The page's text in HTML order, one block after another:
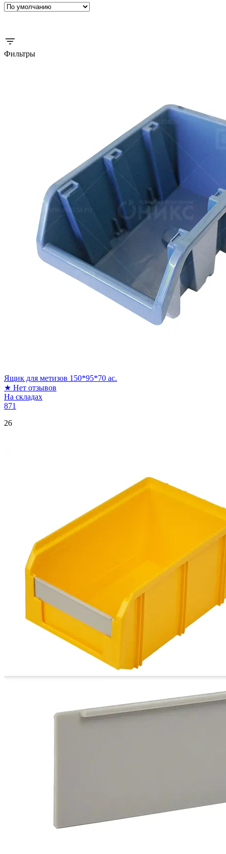
Фильтры
Ящик для метизов 150*95*70 ас.
★ Нет отзывов
На складах
871
26